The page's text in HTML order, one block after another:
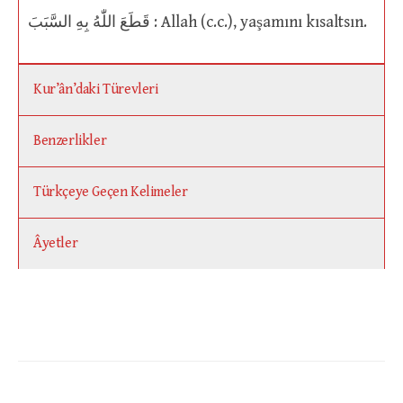
قَطَعَ اللّٰهُ بِهِ السَّبَبَ : Allah (c.c.), yaşamını kısaltsın.
Kur’ân’daki Türevleri
Benzerlikler
Türkçeye Geçen Kelimeler
Âyetler